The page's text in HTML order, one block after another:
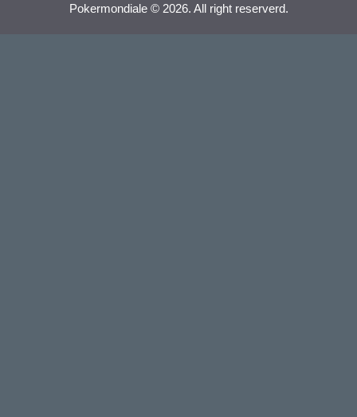
Pokermondiale © 2026. All right reserverd.